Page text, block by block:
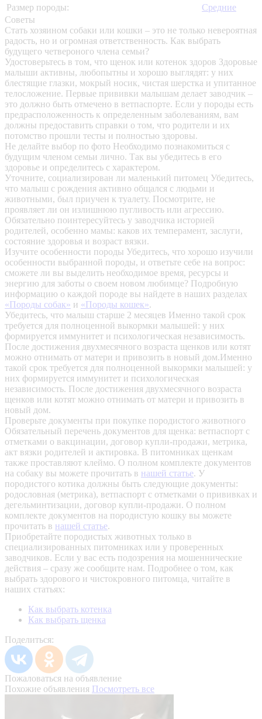
Размер породы:
Средние
Советы
Стать хозяином собаки или кошки – это не только невероятная
радость, но и огромная ответственность. Как выбрать
будущего четвероного члена семьи?
Удостоверьтесь в том, что щенок или котенок здоров Здоровые
малыши активны, любопытны и хорошо выглядят: у них
блестящие глазки, мокрый носик, чистая шерстка и упитанное
телосложение. Первые прививки малышам делает заводчик –
это должно быть отмечено в ветпаспорте. Если у породы есть
предрасположенность к определенным заболеваниям, вам
должны предоставить справки о том, что родители и их
потомство прошли тесты и полностью здоровы.
Не делайте выбор по фото Необходимо познакомиться с
будущим членом семьи лично. Так вы убедитесь в его
здоровье и определитесь с характером.
Уточните, социализирован ли маленький питомец Убедитесь,
что малыш с рождения активно общался с людьми и
животными, был приучен к туалету. Посмотрите, не
проявляет ли он излишнюю пугливость или агрессию.
Обязательно поинтересуйтесь у заводчика историей
родителей, особенно мамы: каков их темперамент, заслуги,
состояние здоровья и возраст вязки.
Изучите особенности породы Убедитесь, что хорошо изучили
особенности выбранной породы, и ответьте себе на вопрос:
сможете ли вы выделить необходимое время, ресурсы и
энергию для заботы о своем новом любимце? Подробную
информацию о каждой породе вы найдете в наших разделах
«Породы собак» и «Породы кошек».
Убедитесь, что малыш старше 2 месяцев Именно такой срок
требуется для полноценной выкормки малышей: у них
формируется иммунитет и психологическая независимость.
После достижения двухмесячного возраста щенков или котят
можно отнимать от матери и привозить в новый дом.Именно
такой срок требуется для полноценной выкормки малышей: у
них формируется иммунитет и психологическая
независимость. После достижения двухмесячного возраста
щенков или котят можно отнимать от матери и привозить в
новый дом.
Проверьте документы при покупке породистого животного
Обязательный перечень документов для щенка: ветпаспорт с
отметками о вакцинации, договор купли-продажи, метрика,
акт вязки родителей и актировка. В питомниках щенкам
также проставляют клеймо. О полном комплекте документов
на собаку вы можете прочитать в нашей статье. У
породистого котика должны быть следующие документы:
родословная (метрика), ветпаспорт с отметками о прививках и
дегельминтизации, договор купли-продажи. О полном
комплекте документов на породистую кошку вы можете
прочитать в нашей статье.
Приобретайте породистых животных только в
специализированных питомниках или у проверенных
заводчиков. Если у вас есть подозрения на мошеннические
действия – сразу же сообщите нам. Подробнее о том, как
выбрать здорового и чистокровного питомца, читайте в
наших статьях:
Как выбрать котенка
Как выбрать щенка
Поделиться:
Пожаловаться на объявление
Похожие объявления Посмотреть все